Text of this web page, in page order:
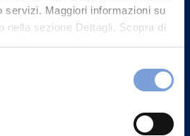
servizi. Maggiori informazioni su
nella sezione Dettagli. Scopra di
può contattarci e come trattiamo i
sito nella sezione "Informativa